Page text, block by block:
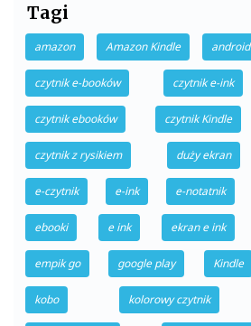
Tagi
amazon Amazon Kindle android
czytnik e-booków czytnik e-ink
czytnik ebooków czytnik Kindle
czytnik z rysikiem duży ekran
e-czytnik e-ink e-notatnik
ebooki e ink ekran e ink
empik go google play Kindle
kobo kolorowy czytnik